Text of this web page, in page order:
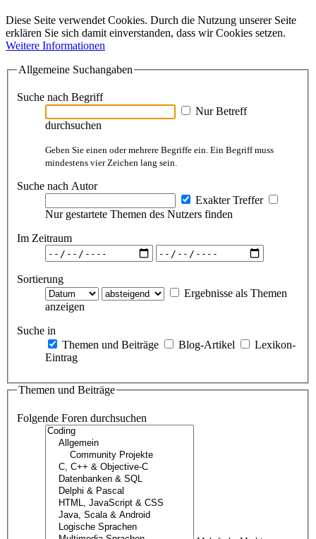
Diese Seite verwendet Cookies. Durch die Nutzung unserer Seite
erklären Sie sich damit einverstanden, dass wir Cookies setzen.
Weitere Informationen
Allgemeine Suchangaben
Suche nach Begriff
Nur Betreff
durchsuchen
Geben Sie einen oder mehrere Begriffe ein. Ein Begriff muss
mindestens vier Zeichen lang sein.
Suche nach Autor
Exakter Treffer
Nur gestartete Themen des Nutzers finden
Im Zeitraum
Sortierung
Ergebnisse als Themen
anzeigen
Suche in
Themen und Beiträge
Blog-Artikel
Lexikon-
Eintrag
Themen und Beiträge
Folgende Foren durchsuchen